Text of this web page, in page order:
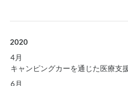
2020
4月
キャンピングカーを通じた医療支
6月